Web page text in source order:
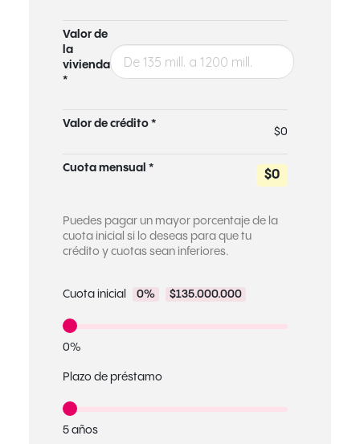
Valor de
la
vivienda
*
Valor de crédito *
$0
Cuota mensual *
$0
Puedes pagar un mayor porcentaje de la
cuota inicial si lo deseas para que tu
crédito y cuotas sean inferiores.
Cuota inicial 0% $135.000.000
0%
Plazo de préstamo
5 años